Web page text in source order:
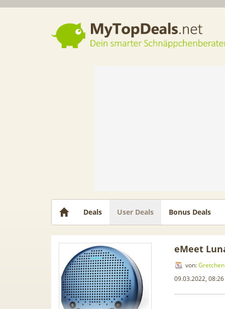
Dein smarter Schnäppchenberater
Deals User Deals Bonus Deals
eMeet
von:Gretchen
09.03.2022,